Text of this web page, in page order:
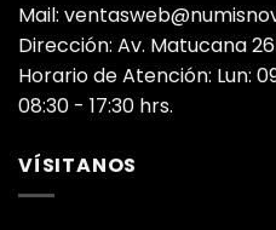
Mail:
Dirección: Av. Matucana
Horario de Atención: Lun:
08:30 - 17:30 hrs.
VÍSITANOS